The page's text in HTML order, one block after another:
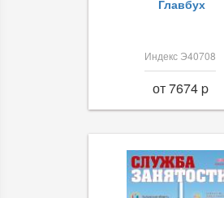
Главбух
Индекс Э40708
от 7674 p